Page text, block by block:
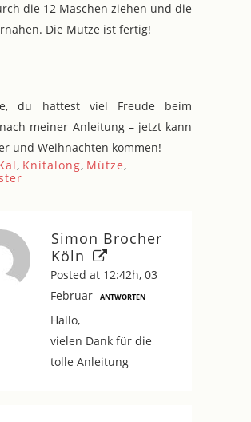
die 12 Maschen ziehen und die
Die Mütze ist fertig!
du hattest viel Freude beim
meiner Anleitung – jetzt kann
und Weihnachten kommen!
, Knitalong, Mütze,
Simon Brocher
Köln
Posted at 12:42h, 03
Februar
ANTWORTEN
Hallo,
vielen Dank für die
tolle Anleitung